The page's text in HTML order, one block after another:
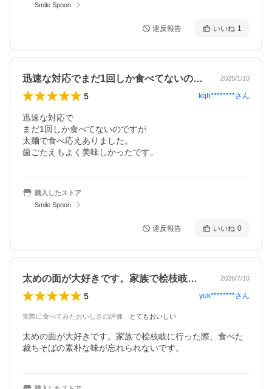
Smile Spoon
違反報告 いいね 1
迅速な対応でまだ1回しか食べてないので… 2025/1/10
5 kqb********さん
迅速な対応で
まだ1回しか食べてないのですが
太麺で食べ応えありました。
購入したストア
Smile Spoon
違反報告 いいね 0
太めの面が大好きです。家族で桧枝岐に行… 2026/7/10
5 yuk********さん
実際に食べてみたおいしさの評価 ： とてもおいしい
太めの面が大好きです。家族で桧枝岐に行った際、食べた
裁ちそばの素朴な味が忘れられないです。